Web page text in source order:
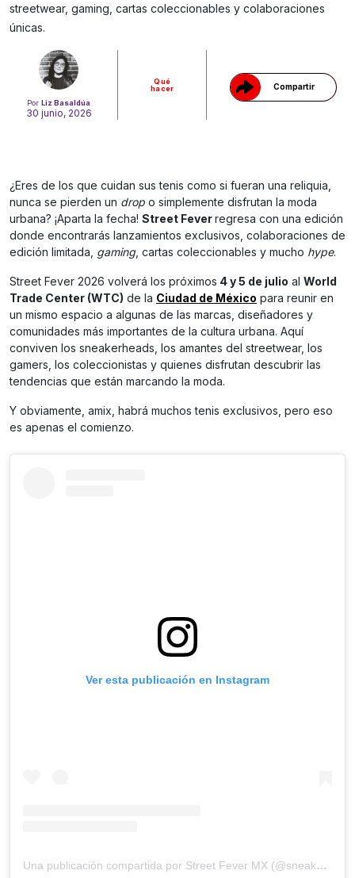
Por Liz Basaldúa
30 junio, 2026
Qué
hacer
Compartir
Gracias!
streetwear, gaming, cartas coleccionables y colaboraciones
únicas.
¿Eres de los que cuidan sus tenis como si fueran una reliquia,
nunca se pierden un drop o simplemente disfrutan la moda
urbana? ¡Aparta la fecha! Street Feverregresa con una edición
donde encontrarás lanzamientos exclusivos, colaboraciones de
edición limitada, gaming, cartas coleccionables y mucho hype.
Street Fever 2026 volverá los próximos 4 y 5 de julio al World
Trade Center (WTC) de la Ciudad de México para reunir en
un mismo espacio a algunas de las marcas, diseñadores y
comunidades más importantes de la cultura urbana. Aquí
conviven los sneakerheads, los amantes del streetwear, los
gamers, los coleccionistas y quienes disfrutan descubrir las
tendencias que están marcando la moda.
Y obviamente, amix, habrá muchos tenis exclusivos, pero eso
es apenas el comienzo.
Ver esta publicación en Instagram
Una publicación compartida por Street Fever MX (@sneakerfevermx)